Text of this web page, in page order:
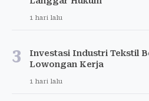
1 hari lalu
3
Investasi Industri Tekstil
Lowongan Kerja
1 hari lalu